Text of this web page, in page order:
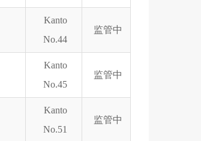
Kanto
No.44
监管中
Kanto
No.45
监管中
Kanto
No.51
监管中